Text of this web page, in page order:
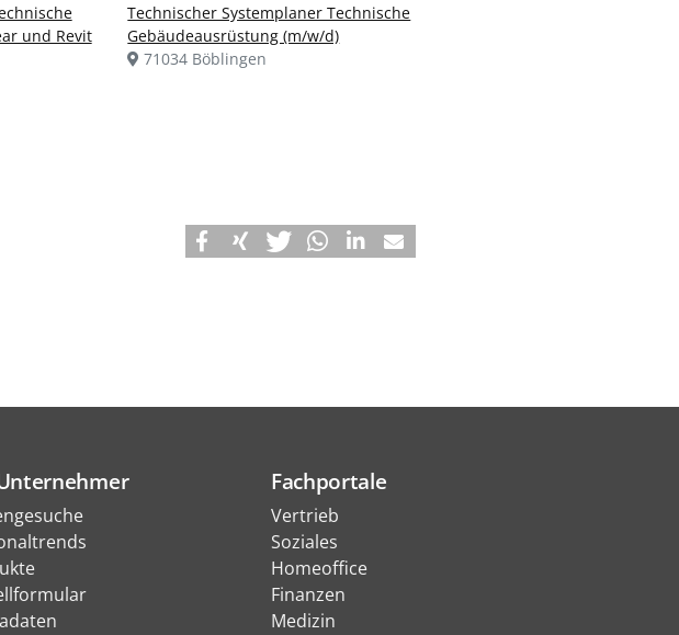
und Revit
Technischer Systemplaner Technische
Gebäudeausrüstung (m/w/d)
71034 Böblingen
Fachportale
Vertrieb
Soziales
Homeoffice
Finanzen
Medizin